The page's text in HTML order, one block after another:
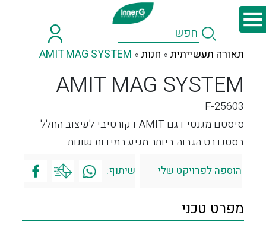
תאורה תעשייתית » חנות »
AMIT MAG SYSTEM
AMIT MAG SYSTEM
F-25603
סיסטם מגנטי דגם AMIT דקורטיבי לעיצוב החלל
בסטנדרט הגבוה ביותר מגיע במידות שונות
הוספה לפרויקט שלי שיתוף:
מפרט טכני